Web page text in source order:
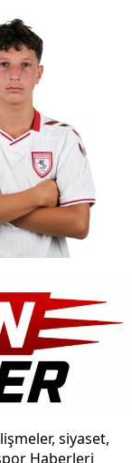
siyaset,
Haberleri